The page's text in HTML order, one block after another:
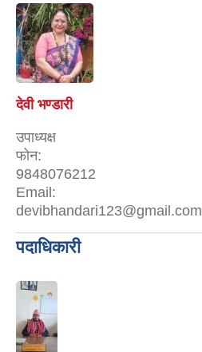
देवी भण्डारी
उपाध्यक्ष
फोन:
9848076212
Email:
devibhandari123@gmail.com
पदाधिकारी